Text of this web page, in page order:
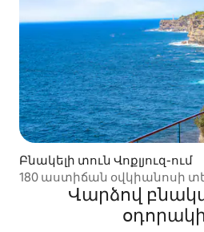
Բնակելի տուն Վոքլյուզ-ում
180 աստիճան օվկիանոսի
Վարձով